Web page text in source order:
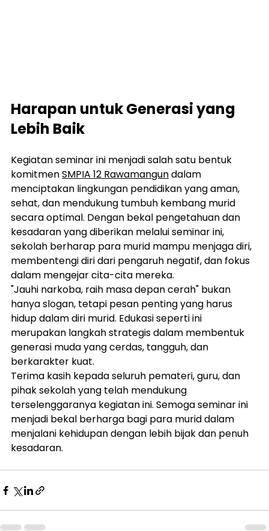
Harapan untuk Generasi yang
Lebih Baik
Kegiatan seminar ini menjadi salah satu bentuk
komitmen SMPIA 12 Rawamangun dalam
menciptakan lingkungan pendidikan yang aman,
sehat, dan mendukung tumbuh kembang murid
secara optimal. Dengan bekal pengetahuan dan
kesadaran yang diberikan melalui seminar ini,
sekolah berharap para murid mampu menjaga diri,
membentengi diri dari pengaruh negatif, dan fokus
dalam mengejar cita-cita mereka.
"Jauhi narkoba, raih masa depan cerah" bukan
hanya slogan, tetapi pesan penting yang harus
hidup dalam diri murid. Edukasi seperti ini
merupakan langkah strategis dalam membentuk
generasi muda yang cerdas, tangguh, dan
berkarakter kuat.
Terima kasih kepada seluruh pemateri, guru, dan
pihak sekolah yang telah mendukung
terselenggaranya kegiatan ini. Semoga seminar ini
menjadi bekal berharga bagi para murid dalam
menjalani kehidupan dengan lebih bijak dan penuh
kesadaran.